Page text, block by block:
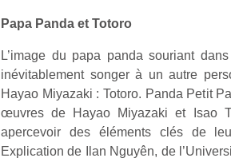
Papa Panda et Totoro
L’image du papa panda souriant
inévitablement songer à un autre
Hayao Miyazaki : Totoro. Panda Petit
œuvres de Hayao Miyazaki et Isao
apercevoir des éléments clés de
Explication de Ilan Nguyên, de
trottinette
Beeper
Les
enfants
débordent
souvent
d’énergie.
les petits !
Durant les
estivales
et avec le
retour des
beaux